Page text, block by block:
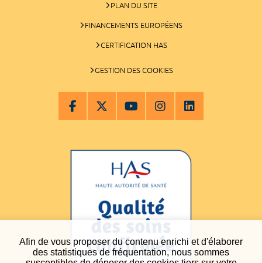
Afin de vous proposer du contenu enrichi et d'élaborer
des statistiques de fréquentation, nous sommes
PLAN DU SITE
FINANCEMENTS EUROPÉENS
CERTIFICATION HAS
GESTION DES COOKIES